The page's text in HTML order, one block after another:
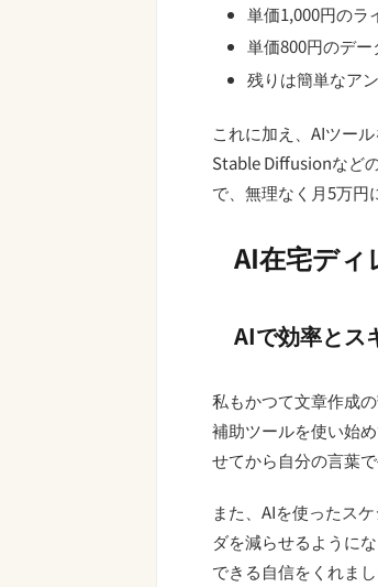
単価1,000円のラ
単価800円のデー
残りは簡単なア
これに加え、AIツー
Stable Diffusionなど
で、無理なく月5万円
AI在宅ディ
AIで効率とス
私もかつて文章作成
補助ツールを使い始
せてから自分の言葉
また、AIを使ったス
ダを減らせるように
できる自信をくれま